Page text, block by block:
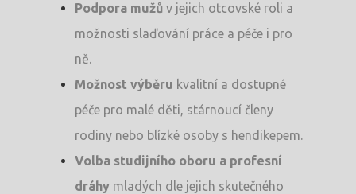
Podpora mužů v jejich otcovské roli a
možnosti slaďování práce a péče i pro
ně.
Možnost výběru kvalitní a dostupné
péče pro malé děti, stárnoucí členy
rodiny nebo blízké osoby s hendikepem.
Volba studijního oboru a profesní
dráhy mladých dle jejich skutečného
Vstupenky